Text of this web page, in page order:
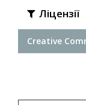
Ліцензії
Creative